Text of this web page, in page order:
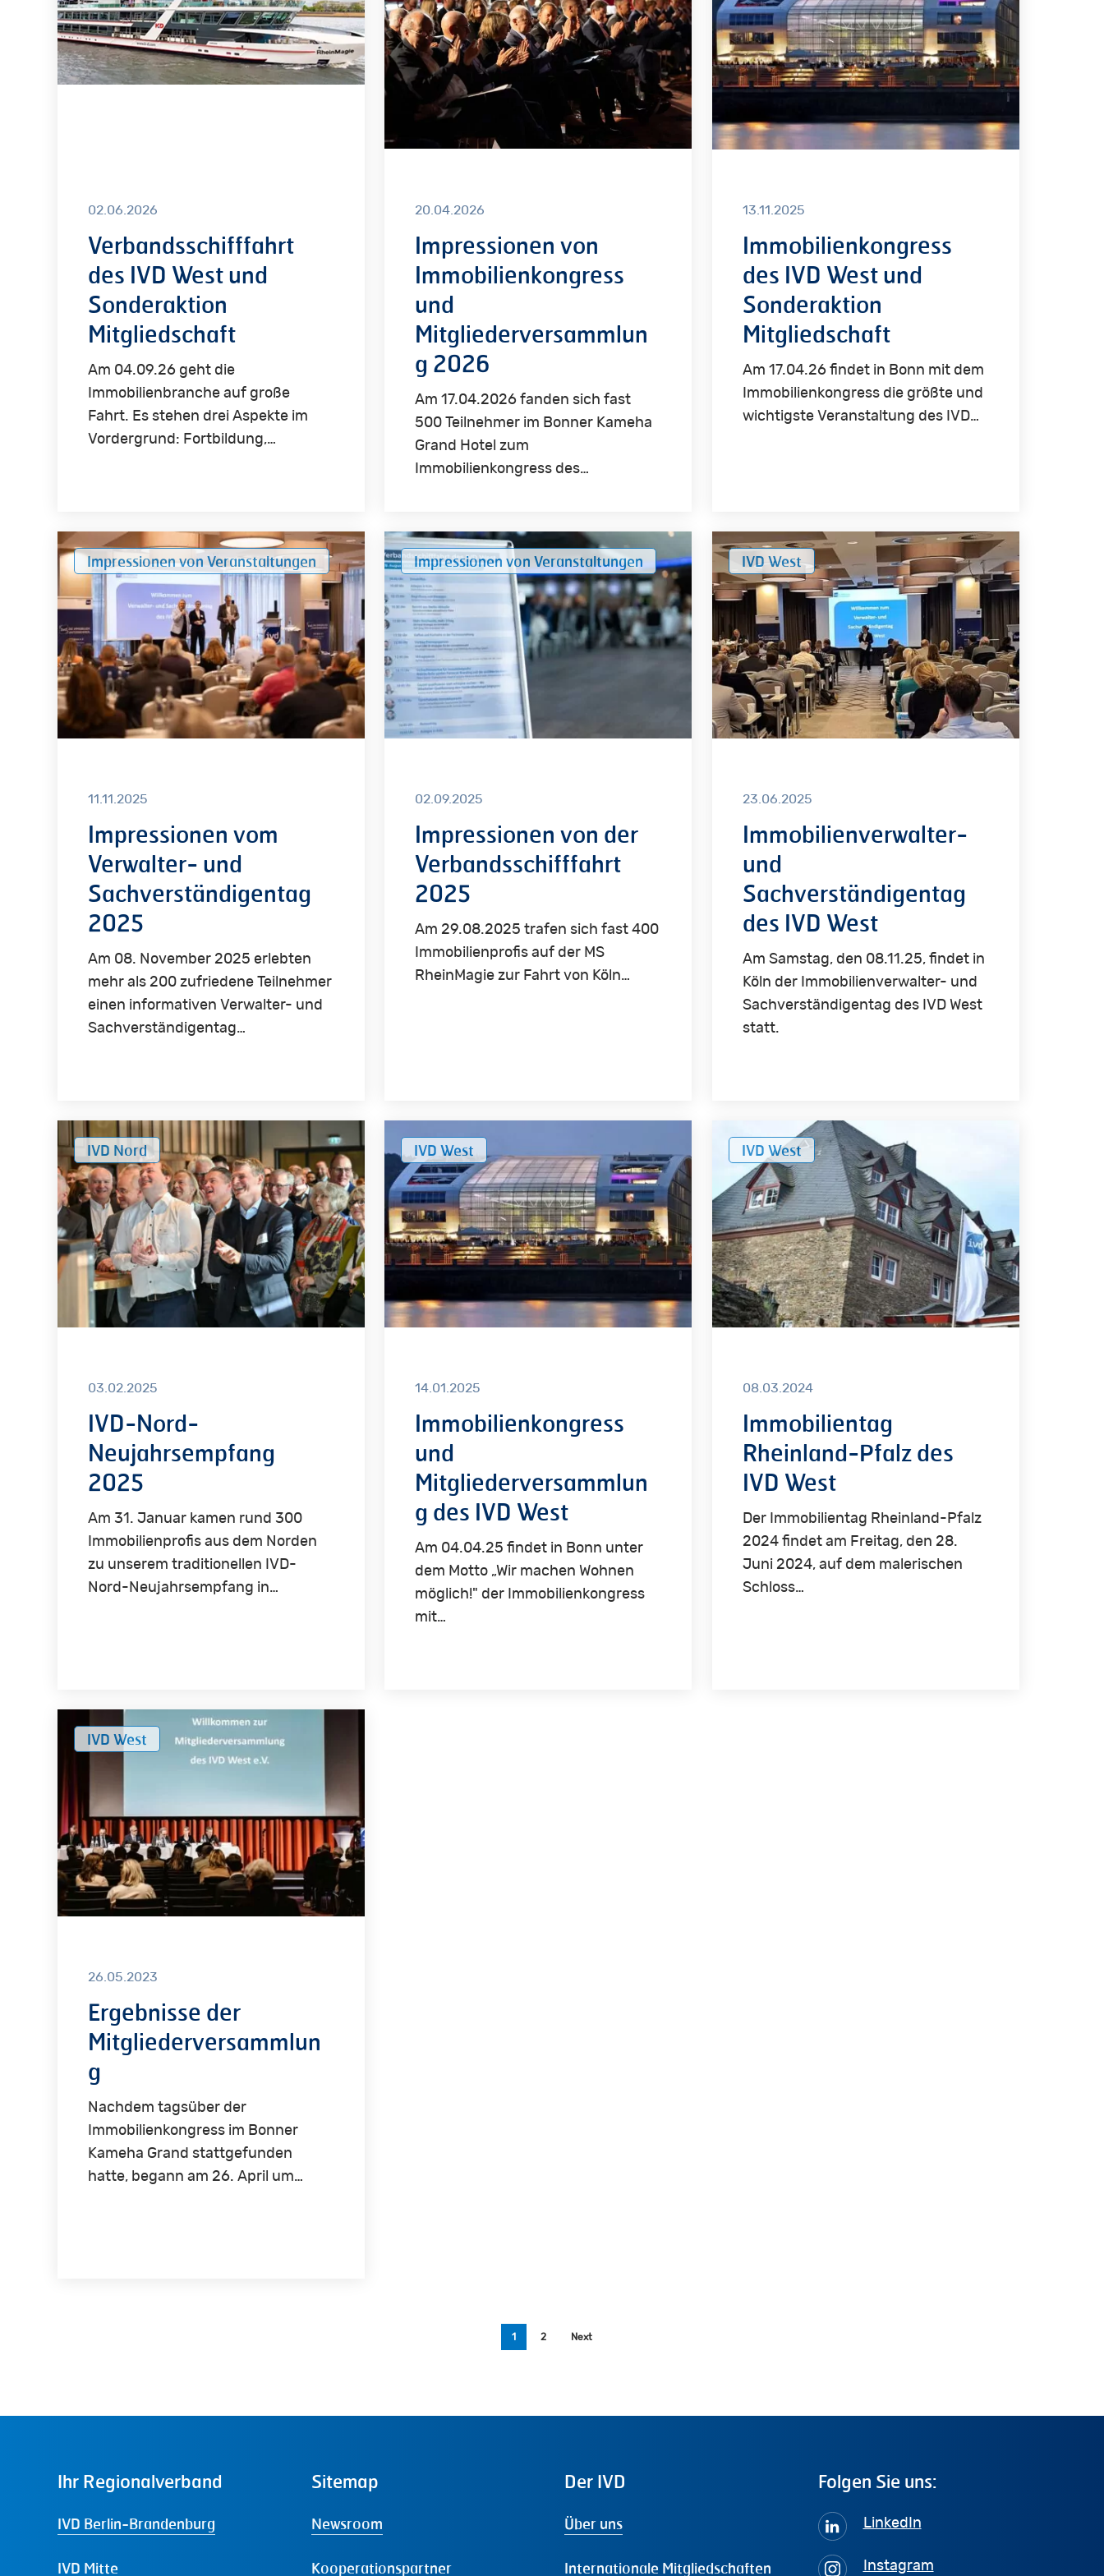
West
und
Sonderaktion
02.06.2026
Verbandsschifffahrt
des IVD West und
Sonderaktion
Mitgliedschaft
Am 04.09.26 geht die
Immobilienbranche auf große
Fahrt. Es stehen drei Aspekte im
Vordergrund: Fortbildung,…
und
Mitgliederversammlung
2026
20.04.2026
Impressionen von
Immobilienkongress
und
Mitgliederversammlun
g 2026
Am 17.04.2026 fanden sich fast
500 Teilnehmer im Bonner Kameha
Grand Hotel zum
Immobilienkongress des…
West
und
Sonderaktion
Mitgliedschaft
13.11.2025
Immobilienkongress
des IVD West und
Sonderaktion
Mitgliedschaft
Am 17.04.26 findet in Bonn mit dem
Immobilienkongress die größte und
wichtigste Veranstaltung des IVD…
Impressionen
Verwalter-
und
Sachverständigentag
2025
Impressionen von Veranstaltungen
11.11.2025
Impressionen vom
Verwalter- und
Sachverständigentag
2025
Am 08. November 2025 erlebten
mehr als 200 zufriedene Teilnehmer
einen informativen Verwalter- und
Sachverständigentag…
Impressionen
von
der
Verbandsschifffahrt
2025
Impressionen von Veranstaltungen
02.09.2025
Impressionen von der
Verbandsschifffahrt
2025
Am 29.08.2025 trafen sich fast 400
Immobilienprofis auf der MS
RheinMagie zur Fahrt von Köln…
Immobilienverwalter-
Sachverständigentag
des
IVD
West
IVD West
23.06.2025
Immobilienverwalter-
und
Sachverständigentag
des IVD West
Am Samstag, den 08.11.25, findet in
Köln der Immobilienverwalter- und
Sachverständigentag des IVD West
statt.
Nord-
Neujahrsempfang
2025
IVD Nord
03.02.2025
IVD-Nord-
Neujahrsempfang
2025
Am 31. Januar kamen rund 300
Immobilienprofis aus dem Norden
zu unserem traditionellen IVD-
Nord-Neujahrsempfang in…
und
Mitgliederversammlung
des
IVD
West
IVD West
14.01.2025
Immobilienkongress
und
Mitgliederversammlun
g des IVD West
Am 04.04.25 findet in Bonn unter
dem Motto „Wir machen Wohnen
möglich!" der Immobilienkongress
mit…
Immobilientag
Rheinland-
Pfalz
des
IVD
West
IVD West
08.03.2024
Immobilientag
Rheinland-Pfalz des
IVD West
Der Immobilientag Rheinland-Pfalz
2024 findet am Freitag, den 28.
Juni 2024, auf dem malerischen
Schloss…
Mitgliederversammlung
IVD West
26.05.2023
Ergebnisse der
Mitgliederversammlun
g
Nachdem tagsüber der
Immobilienkongress im Bonner
Kameha Grand stattgefunden
hatte, begann am 26. April um…
1 2 Next
Ihr Regionalverband
IVD Berlin-Brandenburg
IVD Mitte
Sitemap
Newsroom
Kooperationspartner
Der IVD
Über uns
Internationale Mitgliedschaften
Folgen Sie uns:
LinkedIn
Instagram